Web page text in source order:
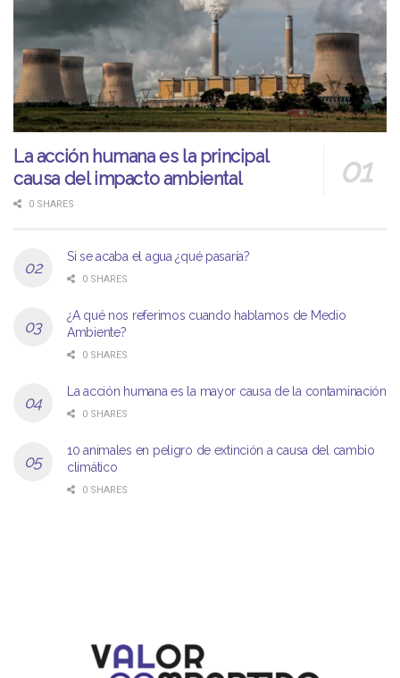
La acción humana es la principal
causa del impacto ambiental
0 SHARES
Si se acaba el agua ¿qué pasaría?
0 SHARES
¿A qué nos referimos cuando hablamos de Medio
Ambiente?
0 SHARES
La acción humana es la mayor causa de la contaminación
0 SHARES
10 animales en peligro de extinción a causa del cambio
climático
0 SHARES